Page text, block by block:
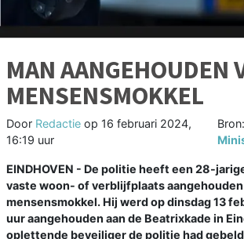
MAN AANGEHOUDEN
MENSENSMOKKEL
Door Redactie op 16 februari 2024,
16:19 uur
Bron:
EINDHOVEN - De politie heeft een 28-
vaste woon- of verblijfplaats
mensensmokkel. Hij werd op dinsdag 13
uur aangehouden aan de Beatrixkade in
oplettende beveiliger de politie had